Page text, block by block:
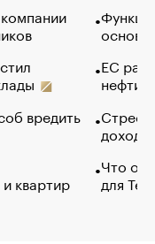
вредить
квартир
основ
ЕС
нефти
Что
для